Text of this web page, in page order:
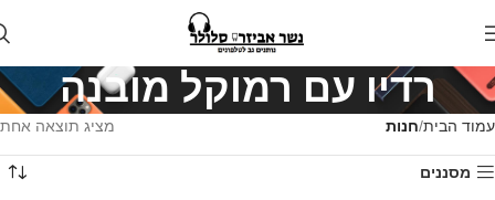
רדיו עם רמוקל מובנה
עמוד הבית חנות מציג תוצאה אחת
מסננים